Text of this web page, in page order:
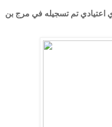
اعتيادي تم تسجيله في مرج بن